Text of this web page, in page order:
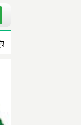
না হওয়ায়